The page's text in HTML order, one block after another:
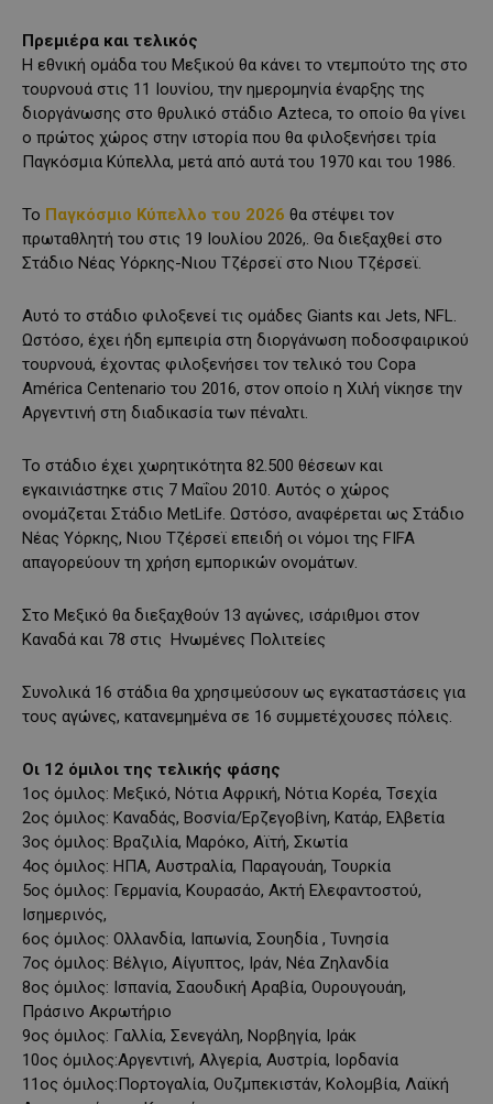
Πρεμιέρα και τελικός
Η εθνική ομάδα του Μεξικού θα κάνει το ντεμπούτο της στο
τουρνουά στις 11 Ιουνίου, την ημερομηνία έναρξης της
διοργάνωσης στο θρυλικό στάδιο Azteca, το οποίο θα γίνει
ο πρώτος χώρος στην ιστορία που θα φιλοξενήσει τρία
Παγκόσμια Κύπελλα, μετά από αυτά του 1970 και του 1986.
Το Παγκόσμιο Κύπελλο του 2026 θα στέψει τον
πρωταθλητή του στις 19 Ιουλίου 2026,. Θα διεξαχθεί στο
Στάδιο Νέας Υόρκης-Νιου Τζέρσεϊ στο Νιου Τζέρσεϊ.
Αυτό το στάδιο φιλοξενεί τις ομάδες Giants και Jets, NFL.
Ωστόσο, έχει ήδη εμπειρία στη διοργάνωση ποδοσφαιρικού
τουρνουά, έχοντας φιλοξενήσει τον τελικό του Copa
América Centenario του 2016, στον οποίο η Χιλή νίκησε την
Αργεντινή στη διαδικασία των πέναλτι.
Το στάδιο έχει χωρητικότητα 82.500 θέσεων και
εγκαινιάστηκε στις 7 Μαΐου 2010. Αυτός ο χώρος
ονομάζεται Στάδιο MetLife. Ωστόσο, αναφέρεται ως Στάδιο
Νέας Υόρκης, Νιου Τζέρσεϊ επειδή οι νόμοι της FIFA
απαγορεύουν τη χρήση εμπορικών ονομάτων.
Στο Μεξικό θα διεξαχθούν 13 αγώνες, ισάριθμοι στον
Καναδά και 78 στις Ηνωμένες Πολιτείες
Συνολικά 16 στάδια θα χρησιμεύσουν ως εγκαταστάσεις για
τους αγώνες, κατανεμημένα σε 16 συμμετέχουσες πόλεις.
Οι 12 όμιλοι της τελικής φάσης
1ος όμιλος: Μεξικό, Νότια Αφρική, Nότια Κορέα, Τσεχία
2ος όμιλος: Καναδάς, Βοσνία/Ερζεγοβίνη, Κατάρ, Ελβετία
3ος όμιλος: Βραζιλία, Μαρόκο, Αϊτή, Σκωτία
4ος όμιλος: ΗΠΑ, Αυστραλία, Παραγουάη, Τουρκία
5ος όμιλος: Γερμανία, Κουρασάο, Ακτή Ελεφαντοστού,
Ισημερινός,
6ος όμιλος: Ολλανδία, Ιαπωνία, Σουηδία , Τυνησία
7ος όμιλος: Βέλγιο, Αίγυπτος, Ιράν, Νέα Ζηλανδία
8ος όμιλος: Ισπανία, Σαουδική Αραβία, Ουρουγουάη,
Πράσινο Ακρωτήριο
9ος όμιλος: Γαλλία, Σενεγάλη, Νορβηγία, Ιράκ
10ος όμιλος:Αργεντινή, Αλγερία, Αυστρία, Ιορδανία
11ος όμιλος:Πορτογαλία, Ουζμπεκιστάν, Κολομβία, Λαϊκή